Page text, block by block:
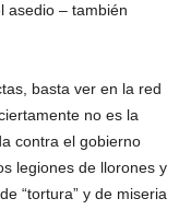
asedio – también
basta ver en la red
no es la
contra el gobierno
legiones de llorones y
“tortura” y de miseria